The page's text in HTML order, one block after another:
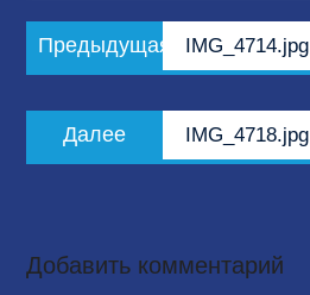
Навигация
по
Предыдущая
запись:
IMG_4714.jpg
Далее
запись:
IMG_4718.jpg
Добавить комментарий